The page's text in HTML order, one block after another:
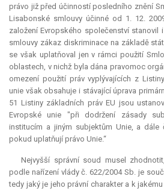
právo již před účinností posledního znění
Lisabonské smlouvy účinné od 1. 12.
založení Evropského společenství
smlouvy zákaz diskriminace na základě
se však uplatňoval jen v rámci použití
oblastech, v nichž byla dána pravomoc
omezení použití práv vyplývajících z
unie však obsahuje i stávající úprava
51 Listiny základních práv EU jsou
Evropské unie "při dodržení zásady
institucím a jiným subjektům Unie, a dále
pokud uplatňují právo Unie.“
Nejvyšší správní soud musel
podle nařízení vlády č. 622/2004 Sb. je
tedy jaký je jeho právní charakter a k